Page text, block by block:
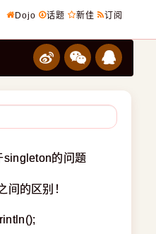
Dojo 话题 新佳 订阅
singleton的问题
间的区别！